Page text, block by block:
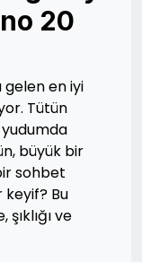
20
gelen en iyi
Tütün
yudumda
büyük bir
sohbet
keyif? Bu
ve